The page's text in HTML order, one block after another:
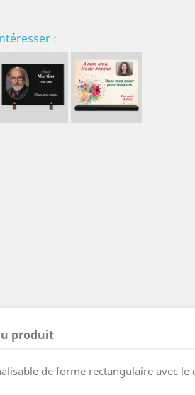
:
produit
de forme rectangulaire avec